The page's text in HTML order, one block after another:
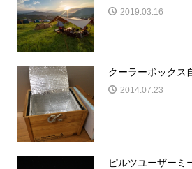
2019.03.16
クーラーボックス
2014.07.23
ピルツユーザーミ